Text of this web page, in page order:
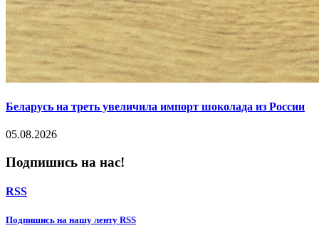
Беларусь на треть увеличила импорт шоколада из России
05.08.2026
Подпишись на нас!
RSS
Подпишиcь на нашу ленту RSS